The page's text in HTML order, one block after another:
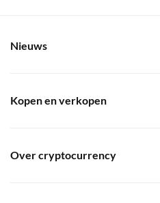
Nieuws
Kopen en verkopen
Over cryptocurrency